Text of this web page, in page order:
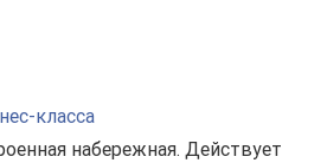
класса
набережная. Действует